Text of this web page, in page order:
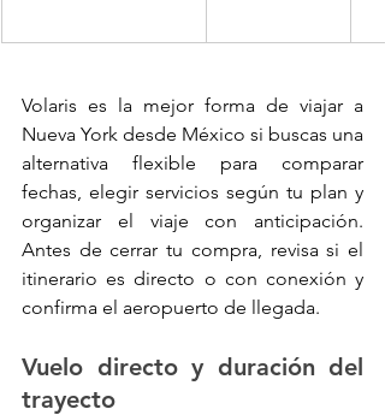
Volaris es la mejor forma de viajar a
Nueva York desde México si buscas una
alternativa flexible para comparar
fechas, elegir servicios según tu plan y
organizar el viaje con anticipación.
Antes de cerrar tu compra, revisa si el
itinerario es directo o con conexión y
confirma el aeropuerto de llegada.
Vuelo directo y duración del
trayecto